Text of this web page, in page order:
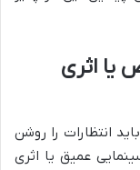
یا اثری
انتظارات را روشن
عمیق یا اثری